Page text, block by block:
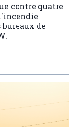
contre quatre
de